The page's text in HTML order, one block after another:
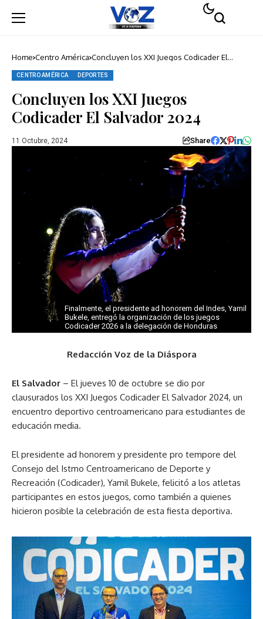
Home Centro América Concluyen los XXI Juegos Codicader El
CENTRO AMÉRICA DEPORTES
Concluyen los XXI Juegos
Codicader El Salvador 2024
11 Octubre, 2024 Share
Finalmente, el presidente ad honorem del Indes, Yamil
Bukele, entregó la organización de los juegos
Codicader 2026 a la delegación de Honduras
Redacción Voz de la Diáspora
El Salvador – El jueves 10 de octubre se dio por
clausurados los XXI Juegos Codicader El Salvador 2024, un
encuentro deportivo centroamericano para estudiantes de
educación media.
El presidente ad honorem y presidente pro tempore del
Consejo del Istmo Centroamericano de Deporte y
Recreación (Codicader), Yamil Bukele, felicitó a los atletas
participantes en estos juegos, como también a quienes
hicieron posible la celebración de esta fiesta deportiva.